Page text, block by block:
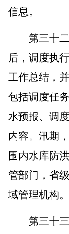
信息。
第三十二
后，调度执
工作总结，
包括调度任
水预报、调
内容。汛期
围内水库防
管部门，省
域管理机构。
第三十三